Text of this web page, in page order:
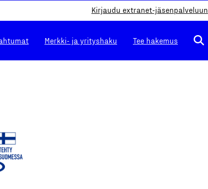
Kirjaudu extranet-jäsenpalveluun
Merkki- ja yrityshaku Tee hakemus